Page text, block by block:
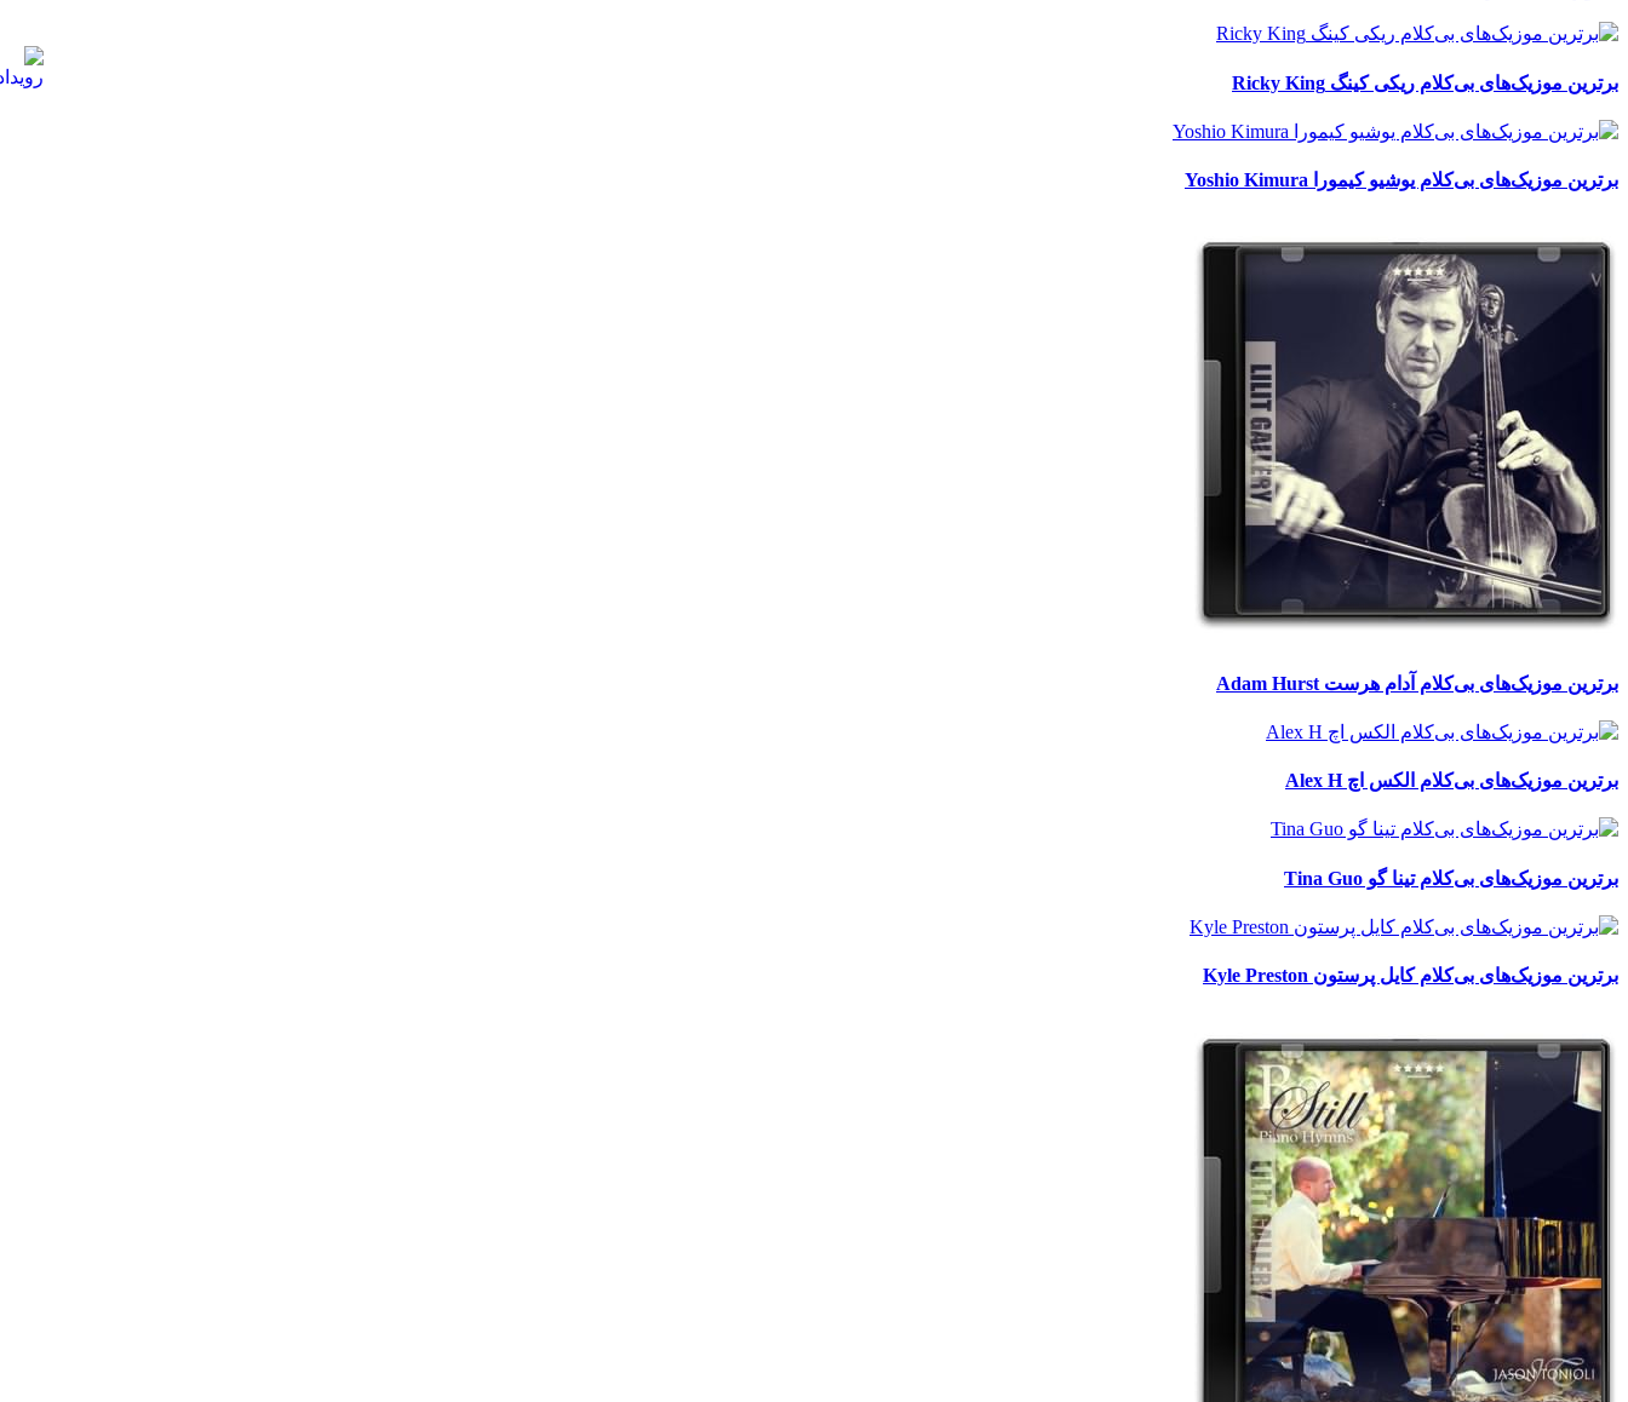
برترین موزیک‌های بی‌کلام ریکی کینگ Ricky King
برترین موزیک‌های بی‌کلام یوشیو کیمورا Yoshio Kimura
برترین موزیک‌های بی‌کلام آدام هرست Adam Hurst
برترین موزیک‌های بی‌کلام الکس اچ Alex H
برترین موزیک‌های بی‌کلام تینا گو Tina Guo
برترین موزیک‌های بی‌کلام کایل پرستون Kyle Preston